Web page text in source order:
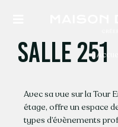
Navigation
QUI
Accueil
SALLE 251
Avec sa vue sur la Tour
étage, offre un espace
types d’évènements